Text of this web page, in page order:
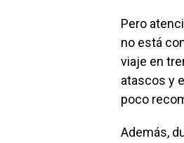
Pero
no está
viaje en
atascos y
poco
Además,